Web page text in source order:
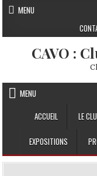
Skip to content
MENU
CAVO :
MENU
ACCUEIL
LE
EXPOSITIONS